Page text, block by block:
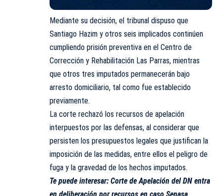
Mediante su decisión, el tribunal dispuso que
Santiago Hazim y otros seis implicados continúen
cumpliendo prisión preventiva en el Centro de
Corrección y Rehabilitación Las Parras, mientras
que otros tres imputados permanecerán bajo
arresto domiciliario, tal como fue establecido
previamente.
La corte rechazó los recursos de apelación
interpuestos por las defensas, al considerar que
persisten los presupuestos legales que justifican la
imposición de las medidas, entre ellos el peligro de
fuga y la gravedad de los hechos imputados.
Te puede interesar: Corte de Apelación del DN entra